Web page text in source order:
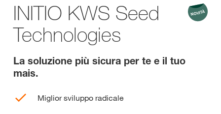
INITIO KWS Seed
Technologies
La soluzione più sicura per te e il tuo
mais.
Miglior sviluppo radicale